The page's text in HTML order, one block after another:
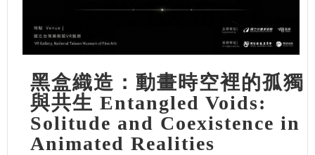
黑盒織造：動畫時空裡的孤獨
與共生 Entangled Voids:
Solitude and Coexistence in
Animated Realities